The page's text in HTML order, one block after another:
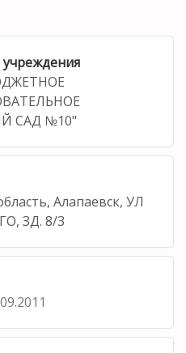
САД №10"
Алапаевск, УЛ
ЗД. 8/3